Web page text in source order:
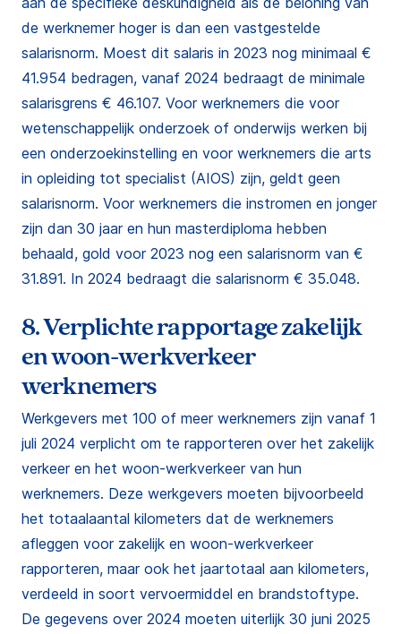
de werknemer hoger is dan een vastgestelde
salarisnorm. Moest dit salaris in 2023 nog minimaal €
41.954 bedragen, vanaf 2024 bedraagt de minimale
salarisgrens € 46.107. Voor werknemers die voor
wetenschappelijk onderzoek of onderwijs werken bij
een onderzoekinstelling en voor werknemers die arts
in opleiding tot specialist (AIOS) zijn, geldt geen
salarisnorm. Voor werknemers die instromen en jonger
zijn dan 30 jaar en hun masterdiploma hebben
behaald, gold voor 2023 nog een salarisnorm van €
31.891. In 2024 bedraagt die salarisnorm € 35.048.
8. Verplichte rapportage zakelijk
en woon-werkverkeer
werknemers
Werkgevers met 100 of meer werknemers zijn vanaf 1
juli 2024 verplicht om te rapporteren over het zakelijk
verkeer en het woon-werkverkeer van hun
werknemers. Deze werkgevers moeten bijvoorbeeld
het totaalaantal kilometers dat de werknemers
afleggen voor zakelijk en woon-werkverkeer
rapporteren, maar ook het jaartotaal aan kilometers,
verdeeld in soort vervoermiddel en brandstoftype.
De gegevens over 2024 moeten uiterlijk 30 juni 2025